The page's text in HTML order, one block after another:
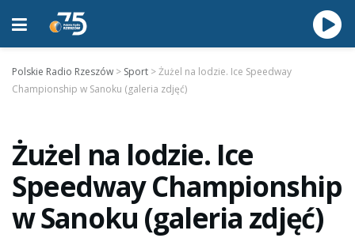
Polskie Radio Rzeszów > Sport >Żużel na lodzie. Ice Speedway
Championship w Sanoku (galeria zdjęć)
Żużel na lodzie. Ice
Speedway Championship
w Sanoku (galeria zdjęć)